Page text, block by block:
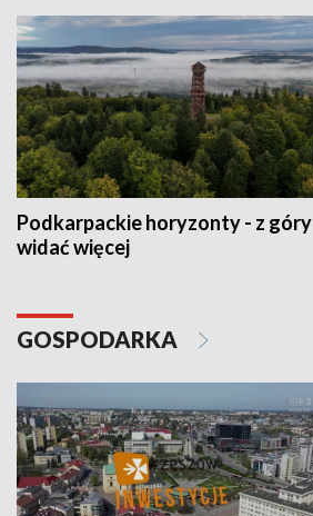
Podkarpackie horyzonty - z góry
widać więcej
GOSPODARKA